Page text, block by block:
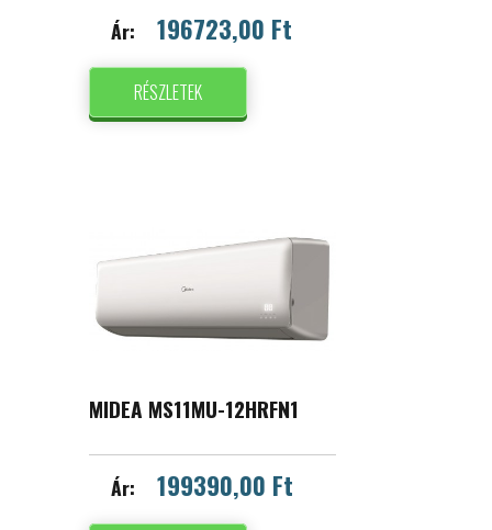
Ár: 196723,00 Ft
RÉSZLETEK
MIDEA MS11MU-12HRFN1
Ár: 199390,00 Ft